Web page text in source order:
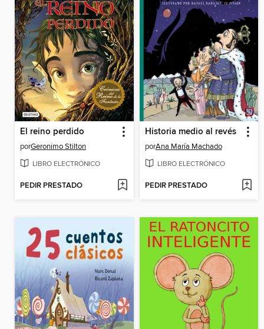
El reino perdido
porGeronimo Stilton
LIBRO ELECTRÓNICO
PEDIR PRESTADO
Historia medio al revés
porAna María Machado
LIBRO ELECTRÓNICO
PEDIR PRESTADO